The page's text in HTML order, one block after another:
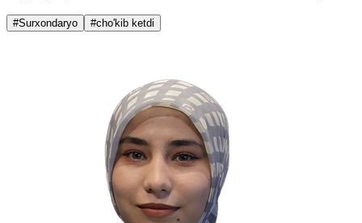
#Surxondaryo #cho'kib ketdi